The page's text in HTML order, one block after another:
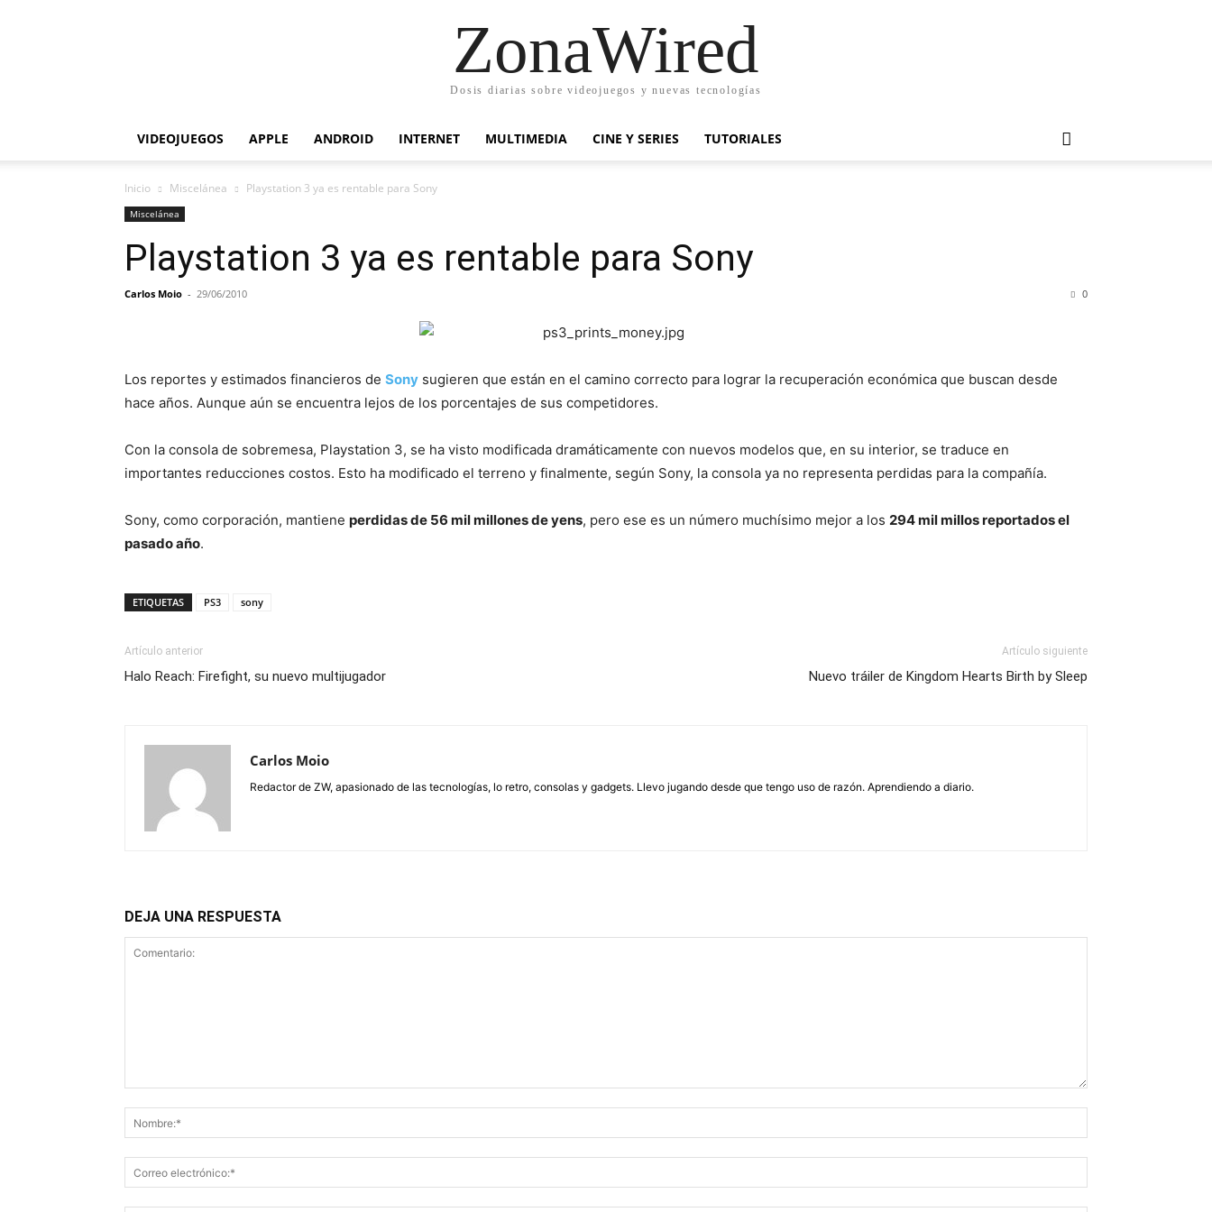
ZonaWired
Dosis diarias sobre videojuegos y nuevas tecnologías
VIDEOJUEGOS APPLE ANDROID INTERNET MULTIMEDIA CINE Y SERIES TUTORIALES
Inicio Miscelánea Playstation 3 ya es rentable para Sony
Miscelánea
Playstation 3 ya es rentable para Sony
Carlos Moio - 29/06/2010 0
Los reportes y estimados financieros de Sony sugieren que están en el camino correcto para lograr la recuperación económica que buscan desde
hace años. Aunque aún se encuentra lejos de los porcentajes de sus competidores.
Con la consola de sobremesa, Playstation 3, se ha visto modificada dramáticamente con nuevos modelos que, en su interior, se traduce en
importantes reducciones costos. Esto ha modificado el terreno y finalmente, según Sony, la consola ya no representa perdidas para la compañía.
Sony, como corporación, mantiene perdidas de 56 mil millones de yens, pero ese es un número muchísimo mejor a los 294 mil millos reportados el
pasado año.
ETIQUETAS PS3 sony
Artículo anterior
Halo Reach: Firefight, su nuevo multijugador
Artículo siguiente
Nuevo tráiler de Kingdom Hearts Birth by Sleep
Carlos Moio
Redactor de ZW, apasionado de las tecnologías, lo retro, consolas y gadgets. Llevo jugando desde que tengo uso de razón. Aprendiendo a diario.
DEJA UNA RESPUESTA